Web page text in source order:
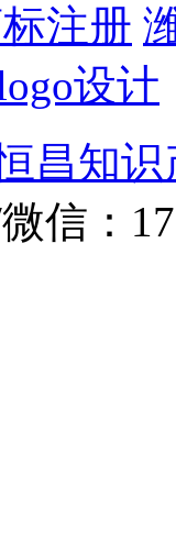
注册
设计
昌知
信：